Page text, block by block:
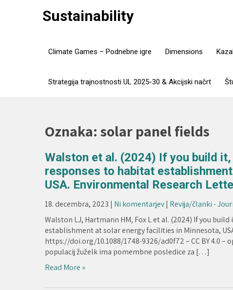
Sustainability
Climate Games – Podnebne igre Dimensions
Strategija trajnostnosti UL 2025-30 & Akcijski načrt
Oznaka: solar panel fields
Walston et al. (2024) If you build
responses to habitat
USA. Environmental Research
18. decembra, 2023 | Ni komentarjev| Revija/članki -
Walston LJ, Hartmann HM, Fox L et al. (2024) If you
establishment at solar energy facilities in Minnesota,
https://doi.org/10.1088/1748-9326/ad0f72 – CC BY 4.0 –
populacij žuželk ima pomembne posledice za […]
Read More »